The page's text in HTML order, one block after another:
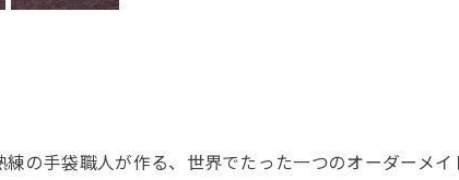
の手袋職人が作る、世界でたった一つのオーダーメイ